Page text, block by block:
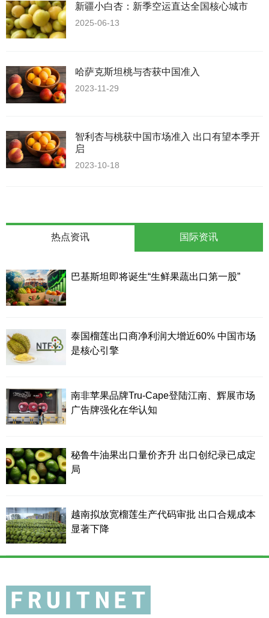
新疆小白杏：新季空运直达全国核心城市
2025-06-13
哈萨克斯坦桃与杏获中国准入
2023-11-29
智利杏与桃获中国市场准入 出口有望本季开
启
2023-10-18
热点资讯
巴基斯坦即将诞生“生鲜果蔬出口第一股”
泰国榴莲出口商净利润大增近60% 中国市场
是核心引擎
南非苹果品牌Tru-Cape登陆江南、辉展市场
广告牌强化在华认知
秘鲁牛油果出口量价齐升 出口创纪录已成定
局
越南拟放宽榴莲生产代码审批 出口合规成本
显著下降
国际资讯